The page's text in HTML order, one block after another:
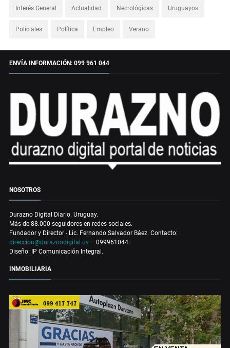
Interés General Actualidad Necrológicas Uruguayos
Policiales Política Empleo Verano
ENVÍA INFORMACIÓN: 099 961 044
NOSOTROS
Durazno Digital Diario. Uruguay.
Más de 88.000 seguidores en redes sociales.
Fundador y Director - Lic. Fernando Salvador Báez. Contacto:
direccion@duraznodigital.uy – 099961044.
Diseño: IP Comunicación Integral.
INMOBILIARIA